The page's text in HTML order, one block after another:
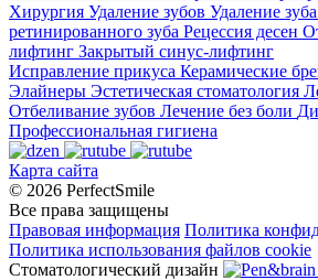
Хирургия Удаление зубов Удаление
ретинированного зуба Рецессия десен
лифтинг Закрытый синус-лифтинг
Исправление прикуса Керамические
Элайнеры Эстетическая стоматология
Отбеливание зубов Лечение без боли
Профессиональная гигиена
Карта сайта
© 2026 PerfectSmile
Все права защищены
Правовая информация Политика
Политика использования файлов cookie
Стоматологический дизайн